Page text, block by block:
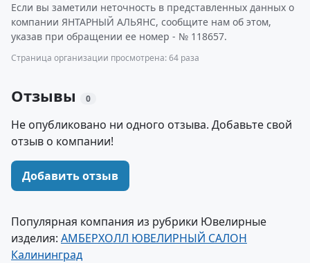
Если вы заметили неточность в представленных данных о
компании ЯНТАРНЫЙ АЛЬЯНС, сообщите нам об этом,
указав при обращении ее номер - № 118657.
Страница организации просмотрена: 64 раза
Отзывы 0
Не опубликовано ни одного отзыва. Добавьте свой
отзыв о компании!
Добавить отзыв
Популярная компания из рубрики Ювелирные
изделия: АМБЕРХОЛЛ ЮВЕЛИРНЫЙ САЛОН
Калининград